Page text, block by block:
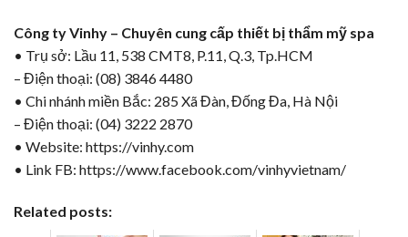
Công ty Vinhy – Chuyên cung cấp thiết bị thẩm mỹ spa
• Trụ sở: Lầu 11, 538 CMT8, P.11, Q.3, Tp.HCM
– Điện thoại: (08) 3846 4480
• Chi nhánh miền Bắc: 285 Xã Đàn, Đống Đa, Hà Nội
– Điện thoại: (04) 3222 2870
• Website: https://vinhy.com
• Link FB: https://www.facebook.com/vinhyvietnam/
Related posts: